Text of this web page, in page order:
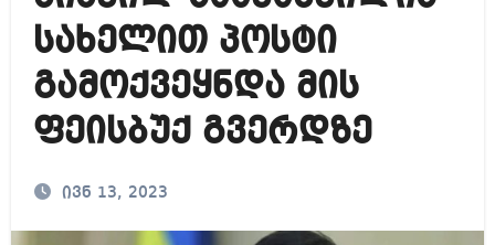
სახელით პოსტი
გამოქვეყნდა მის
ფეისბუქ გვერდზე
ივნ 13, 2023